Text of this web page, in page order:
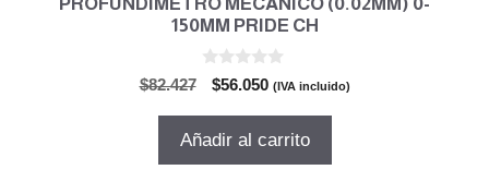
150MM PRIDE CH
$82.427
El
original
$56.050El
actual
(IVA incluido)
Añadir al carrito